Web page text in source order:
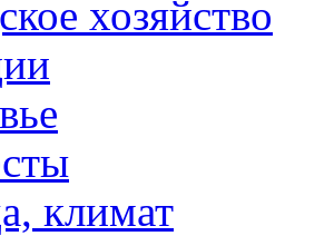
хозяйство
климат